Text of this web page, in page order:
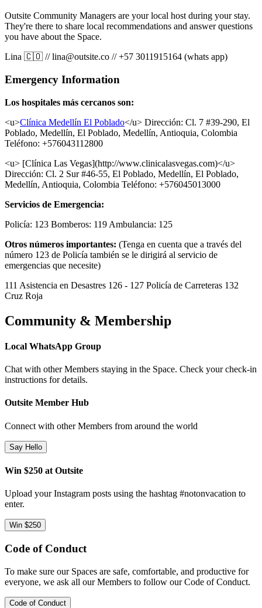
Outsite Community Managers are your local host during your stay.
They're there to share local recommendations and answer questions
you have about the Space.
Lina 🇨🇴 //lina@outsite.co //+57 3011915164 (whats app)
Emergency Information
Los hospitales más cercanos son:
<u>Clínica Medellín El Poblado</u> Dirección: Cl. 7 #39-290, El
Poblado, Medellín, El Poblado, Medellín, Antioquia, Colombia
Teléfono: +576043112800
<u> [Clínica Las Vegas](http://www.clinicalasvegas.com)</u>
Dirección: Cl. 2 Sur #46-55, El Poblado, Medellín, El Poblado,
Medellín, Antioquia, Colombia Teléfono: +576045013000
Servicios de Emergencia:
Policía: 123 Bomberos: 119 Ambulancia: 125
Otros números importantes: (Tenga en cuenta que a través del
número 123 de Policía también se le dirigirá al servicio de
emergencias que necesite)
111 Asistencia en Desastres 126 - 127 Policía de Carreteras 132
Cruz Roja
Community & Membership
Local WhatsApp Group
Chat with other Members staying in the Space. Check your check-in
instructions for details.
Outsite Member Hub
Connect with other Members from around the world
Say Hello
Win $250 at Outsite
Upload your Instagram posts using the hashtag #notonvacation to
enter.
Win $250
Code of Conduct
To make sure our Spaces are safe, comfortable, and productive for
everyone, we ask all our Members to follow our Code of Conduct.
Code of Conduct